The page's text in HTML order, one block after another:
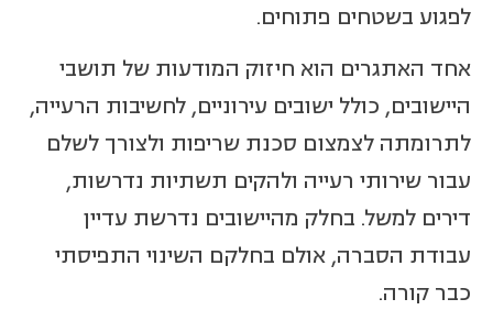
לפגוע בשטחים פתוחים.
אחד האתגרים הוא חיזוק המודעות של תושבי
היישובים, כולל ישובים עירוניים, לחשיבות הרעייה,
לתרומתה לצמצום סכנת שריפות ולצורך לשלם
עבור שירותי רעייה ולהקים תשתיות נדרשות,
דירים למשל. בחלק מהיישובים נדרשת עדיין
עבודת הסברה, אולם בחלקם השינוי התפיסתי
כבר קורה.